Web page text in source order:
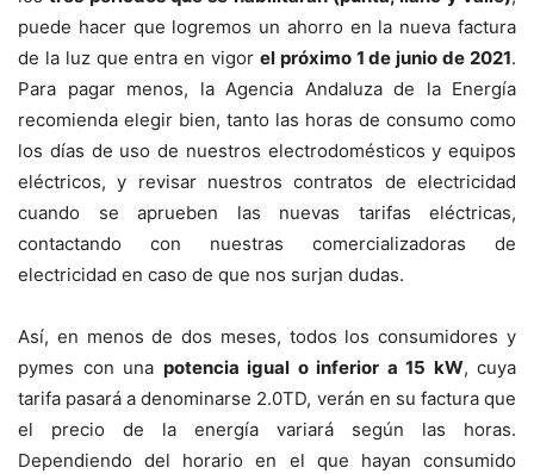
puede hacer que logremos un ahorro en la nueva factura
de la luz que entra en vigor el próximo 1 de junio de 2021.
Para pagar menos, la Agencia Andaluza de la Energía
recomienda elegir bien, tanto las horas de consumo como
los días de uso de nuestros electrodomésticos y equipos
eléctricos, y revisar nuestros contratos de electricidad
cuando se aprueben las nuevas tarifas eléctricas,
contactando con nuestras comercializadoras de
electricidad en caso de que nos surjan dudas.
Así, en menos de dos meses, todos los consumidores y
pymes con una potencia igual o inferior a 15 kW, cuya
tarifa pasará a denominarse 2.0TD, verán en su factura que
el precio de la energía variará según las horas.
Dependiendo del horario en el que hayan consumido